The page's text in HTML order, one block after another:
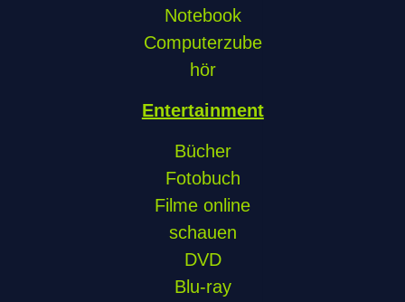
Notebook
Computerzube
hör
Entertainment
Bücher
Fotobuch
Filme online
schauen
DVD
Blu-ray